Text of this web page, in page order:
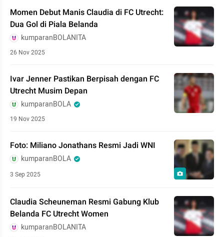
Momen Debut Manis Claudia di FC Utrecht:
Dua Gol di Piala Belanda
kumparanBOLANITA
26 Nov 2025
Ivar Jenner Pastikan Berpisah dengan FC
Utrecht Musim Depan
kumparanBOLA
19 Nov 2025
Foto: Miliano Jonathans Resmi Jadi WNI
kumparanBOLA
3 Sep 2025
Claudia Scheuneman Resmi Gabung Klub
Belanda FC Utrecht Women
kumparanBOLANITA